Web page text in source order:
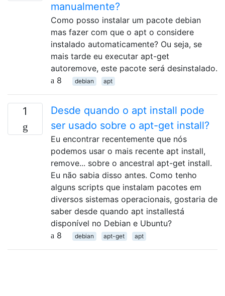
manualmente?
Como posso instalar um pacote debian
mas fazer com que o apt o considere
instalado automaticamente? Ou seja, se
mais tarde eu executar apt-get
autoremove, este pacote será desinstalado.
8
debian apt
1
Desde quando o apt install pode
ser usado sobre o apt-get install?
Eu encontrar recentemente que nós
podemos usar o mais recente apt install,
remove... sobre o ancestral apt-get install.
Eu não sabia disso antes. Como tenho
alguns scripts que instalam pacotes em
diversos sistemas operacionais, gostaria de
saber desde quando apt installestá
disponível no Debian e Ubuntu?
8
debian apt-get apt